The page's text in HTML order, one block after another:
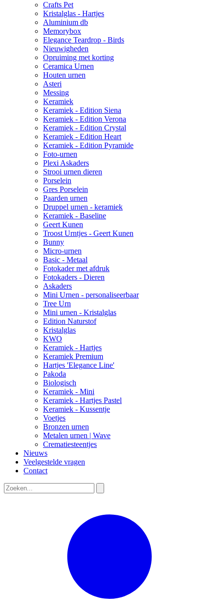
Crafts Pet
Kristalglas - Hartjes
Aluminium db
Memorybox
Elegance Teardrop - Birds
Nieuwigheden
Opruiming met korting
Ceramica Urnen
Houten urnen
Asteri
Messing
Keramiek
Keramiek - Edition Siena
Keramiek - Edition Verona
Keramiek - Edition Crystal
Keramiek - Edition Heart
Keramiek - Edition Pyramide
Foto-urnen
Plexi Askaders
Strooi urnen dieren
Porselein
Gres Porselein
Paarden urnen
Druppel urnen - keramiek
Keramiek - Baseline
Geert Kunen
Troost Urntjes - Geert Kunen
Bunny
Micro-urnen
Basic - Metaal
Fotokader met afdruk
Fotokaders - Dieren
Askaders
Mini Urnen - personaliseerbaar
Tree Urn
Mini urnen - Kristalglas
Edition Naturstof
Kristalglas
KWO
Keramiek - Hartjes
Keramiek Premium
Hartjes 'Elegance Line'
Pakoda
Biologisch
Keramiek - Mini
Keramiek - Hartjes Pastel
Keramiek - Kussentje
Voetjes
Bronzen urnen
Metalen urnen | Wave
Crematiesteentjes
Nieuws
Veelgestelde vragen
Contact